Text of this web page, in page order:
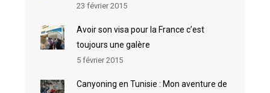
23 février 2015
Avoir son visa pour la France c’est
toujours une galère
5 février 2015
Canyoning en Tunisie : Mon aventure de